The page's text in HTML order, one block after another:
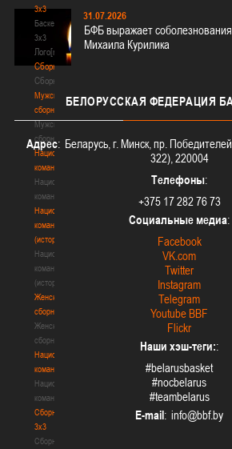
3х3
Баскетбол
3х3
Лого[modid=121]
Сборные
Сборные
Мужские
сборные
Мужские
сборные
Национальная
команда
Национальная
команда
Национальная
команда
(история)
Национальная
команда
(история)
Женские
сборные
Женские
сборные
Национальная
команда
Национальная
команда
Сборные
3х3
Сборные
31.07.2026
БФБ выражает
Михаила Курилика
БЕЛОРУССКАЯ ФЕДЕРАЦИЯ
Адрес: Беларусь, г. Минск, пр.
322), 220004
Телефоны:
+375 17 282 76 73
Социальные медиа:
Facebook
VK.com
Twitter
Instagram
Telegram
Youtube BBF
Flickr
Наши хэш-теги::
#belarusbasket
#nocbelarus
#teambelarus
E-mail: